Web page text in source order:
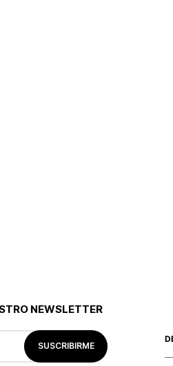
NEWSLETTER
SUSCRIBIRME